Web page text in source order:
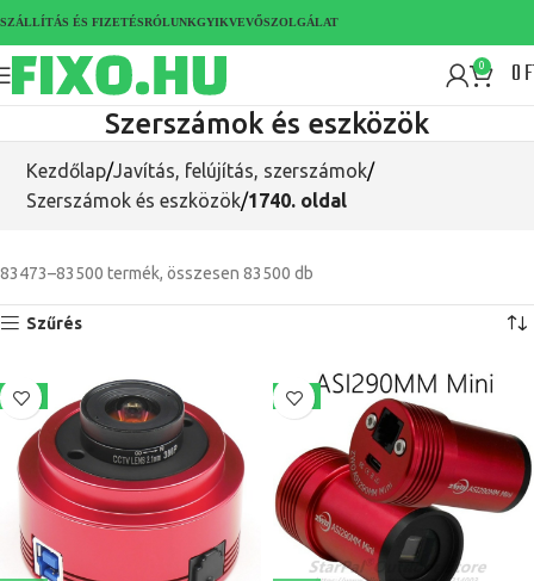
SZÁLLÍTÁS ÉS FIZETÉSRÓLUNKGYIKVEVŐSZOLGÁLAT
0 0
Szerszámok és eszközök
Kezdőlap Javítás, felújítás, szerszámok
Szerszámok és eszközök 1740. oldal
83473–83500 termék, összesen 83500 db
Szűrés
-7% -6%